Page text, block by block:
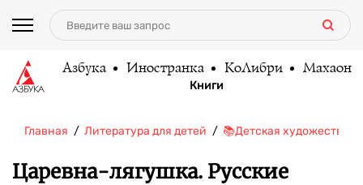
Азбука Иностранка КоЛибри Махаон
Книги
Главная Литература для детей 📚Детская
Царевна-лягушка. Русские